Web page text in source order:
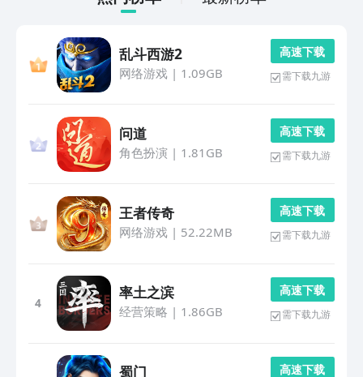
乱斗西游2
网络游戏| 1.09GB
高 速 下 载
需下载九游
问道
角色扮演 | 1.81GB
高 速 下 载
需下载九游
王者传奇
网络游戏| 52.22MB
高 速 下 载
需下载九游
4
率土之滨
经营策略 | 1.86GB
高 速 下 载
需下载九游
蜀门 高 速 下 载